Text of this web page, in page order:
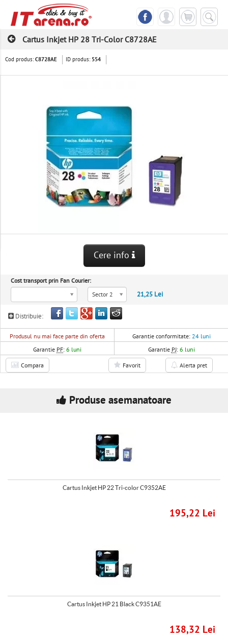
Cartus Inkjet HP 28 Tri-Color C8728AE
Cod produs:C8728AE ID produs: 554
Cere info
Cost transport prin Fan Courier:
Sector 2
21,25 Lei
Distribuie:
Produsul nu mai face parte din oferta Garantie conformitate: 24 luni
Garantie PF:6 luni Garantie PJ: 6 luni
Compara Favorit Alerta pret
Produse asemanatoare
Cartus Inkjet HP 22 Tri-color C9352AE
195,22 Lei
Cartus Inkjet HP 21 Black C9351AE
138,32 Lei